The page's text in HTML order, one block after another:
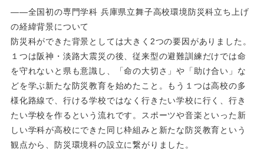
――全国初の専門学科 兵庫県立舞子高校環境防災科立ち上げ
の経緯背景について
防災科ができた背景としては大きく2つの要因がありました。
１つは阪神・淡路大震災の後、従来型の避難訓練だけでは命
を守れないと県も意識し、「命の大切さ」や「助け合い」な
どを学ぶ新たな防災教育を始めたこと。もう１つは高校の多
様化路線で、行ける学校ではなく行きたい学校に行く、行き
たい学校を作るという流れです。スポーツや音楽といった新
しい学科が高校にできた同じ枠組みと新たな防災教育という
観点から、防災環境科の設立に繋がりました。